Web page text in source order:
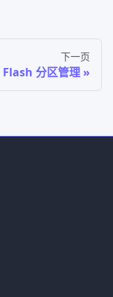
下一页
Flash 分区管理